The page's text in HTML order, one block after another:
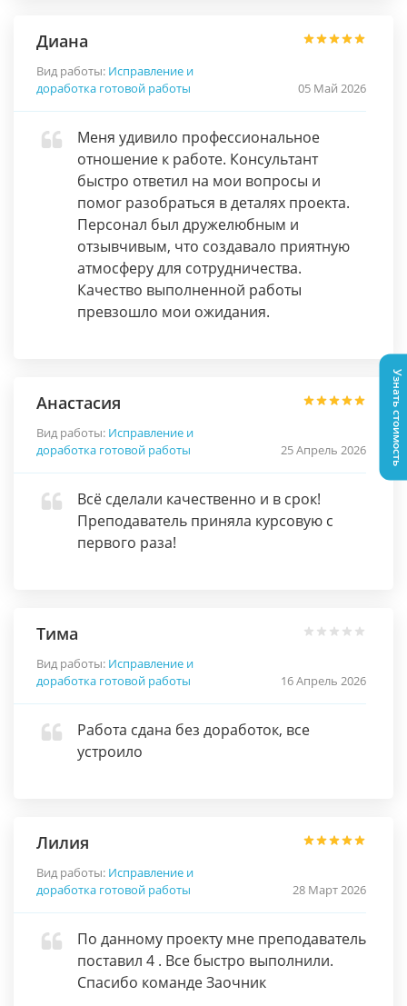
Диана
Вид работы: Исправление и
доработка готовой работы
05 Май 2026
Меня удивило профессиональное
отношение к работе. Консультант
быстро ответил на мои вопросы и
помог разобраться в деталях проекта.
Персонал был дружелюбным и
отзывчивым, что создавало приятную
атмосферу для сотрудничества.
Качество выполненной работы
превзошло мои ожидания.
Анастасия
Вид работы: Исправление и
доработка готовой работы
25 Апрель 2026
Всё сделали качественно и в срок!
Преподаватель приняла курсовую с
первого раза!
Тима
Вид работы: Исправление и
доработка готовой работы
16 Апрель 2026
Работа сдана без доработок, все
устроило
Лилия
Вид работы: Исправление и
доработка готовой работы
28 Март 2026
По данному проекту мне преподаватель
поставил 4 . Все быстро выполнили.
Спасибо команде Заочник
Узнать стоимость